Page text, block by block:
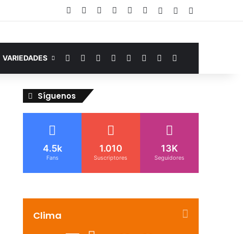
FacebookYouTubeInstagramTelegramWhatsAppGoogle Noticias
AccesoPublicación al
VARIEDADES FacebookYouTubeInstagramTelegramWhatsAppGoogle Noticias
Switch skin
Síguenos
4.5k
Fans
1.010
Suscriptores
13K
Seguidores
Clima